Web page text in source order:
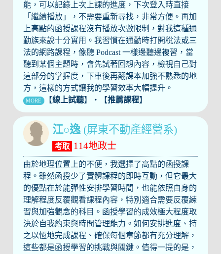
能，可以記錄上次上課的進度，下次登入時直接
「繼續播放」，不需要重新尋找，非常方便。再加
上高點的函授課程沒有播放次數限制，對我這種通
勤族來說十分實用。我習慣在通勤時打開稅法或三
法的網路課程，像聽 Podcast 一樣邊聽邊複習，當
聽到某個主題時，會先試著回想內容，檢視自己對
這部分的掌握度，下車後再翻課本加強不熟悉的地
方，這樣的方式讓我的學習效率大幅提升。
MORE 【線上試聽】‧【推薦課程】
江○逸(屏東不動產經營系)
考取 114地政士
由於地理位置上的不便，我選擇了高點的函授課
程。雖然函授少了實體課程的即時互動，但它最大
的優點在於能彈性安排學習時間，也能依照自身的
理解程度反覆觀看課程內容，特別適合需要反覆練
習與加強觀念的科目。函授學習的成效極大程度取
決於自我約束與時間管理能力。如何安排進度、持
之以恆地完成課程、確保每個章節都有充分理解，
這些都是函授學習的挑戰與關鍵。值得一提的是，